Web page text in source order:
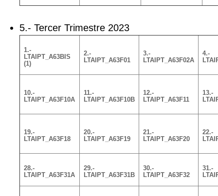
5.- Tercer Trimestre 2023
1.-
LTAIPT_A63BIS
(1)
2.-
LTAIPT_A63F01
3.-
LTAIPT_A63F02A
4.-
10.-
LTAIPT_A63F10A
11.-
LTAIPT_A63F10B
12.-
LTAIPT_A63F11
13.-
19.-
LTAIPT_A63F18
20.-
LTAIPT_A63F19
21.-
LTAIPT_A63F20
22.-
28.-
LTAIPT_A63F31A
29.-
LTAIPT_A63F31B
30.-
LTAIPT_A63F32
31.-